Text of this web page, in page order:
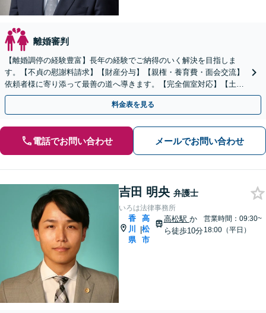
離婚審判
【離婚調停の経験豊富】長年の経験でご納得のいく解決を目指しま
す。【不貞の慰謝料請求】【財産分与】【親権・養育費・面会交流】
依頼者様に寄り添って最善の道へ導きます。【完全個室対応】【土日
祝・夜間相談可】
料金表を見る
電話でお問い合わせ メールでお問い合わせ
吉田 明央 弁護士
いろは法律事務所
香
川
県
|
高
松
市
高松駅 か
ら徒歩10分
営業時間：09:30~
18:00（平日）